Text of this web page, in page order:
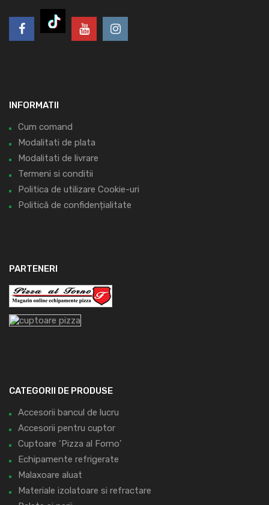
INFORMATII
Cum comand
Modalitati de plata
Modalitati de livrare
Termeni si conditii
Politica de utilizare Cookie-uri
Politică de confidențialitate
PARTENERI
CATEGORII DE PRODUSE
Accesorii bancul de lucru
Accesorii pentru cuptor
Cuptoare ‘Pizza al Forno’
Echipamente refrigerate
Malaxoare aluat
Materiale izolatoare si refractare